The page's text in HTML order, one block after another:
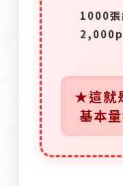
1000張
★這就
基本